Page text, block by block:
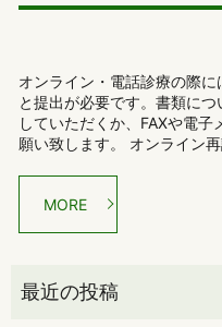
オンライン・電話診療の際
と提出が必要です。書類に
していただくか、FAXや電
願い致します。 オンライン
MORE